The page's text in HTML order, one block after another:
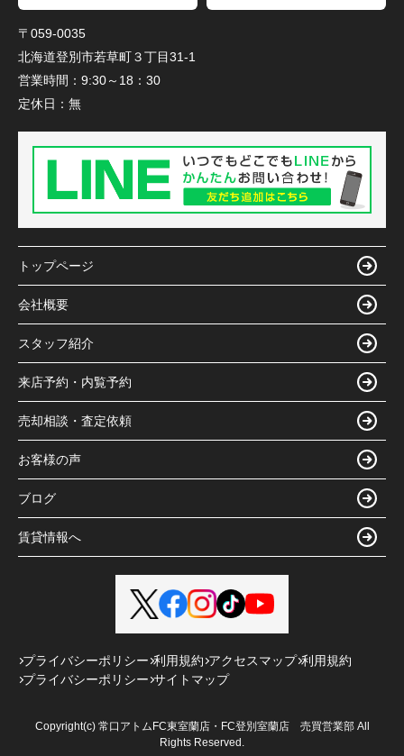
〒059-0035
北海道登別市若草町３丁目31-1
営業時間： 9:30～18：30
定休日： 無
トップページ
会社概要
スタッフ紹介
来店予約・内覧予約
売却相談・査定依頼
お客様の声
ブログ
賃貸情報へ
プライバシーポリシー 利用規約 アクセスマップ 利用規約
プライバシーポリシー サイトマップ
Copyright(c) 常口アトムFC東室蘭店・FC登別室蘭店 売買営業部 All
Rights Reserved.